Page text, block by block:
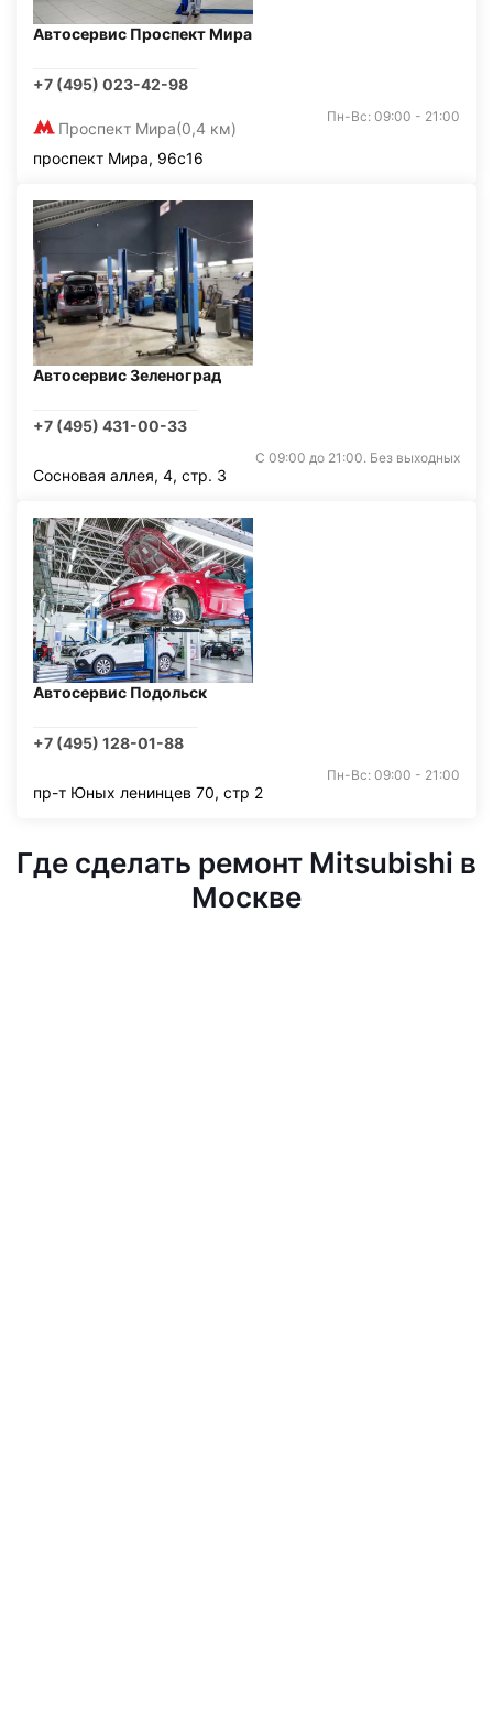
Автосервис Проспект Мира
+7 (495) 023-42-98
Проспект Мира(0,4 км)
Пн-Вс: 09:00 - 21:00
проспект Мира, 96с16
Автосервис Зеленоград
+7 (495) 431-00-33
С 09:00 до 21:00. Без выходных
Сосновая аллея, 4, стр. 3
Автосервис Подольск
+7 (495) 128-01-88
Пн-Вс: 09:00 - 21:00
пр-т Юных ленинцев 70, стр 2
Где сделать ремонт Mitsubishi в
Москве